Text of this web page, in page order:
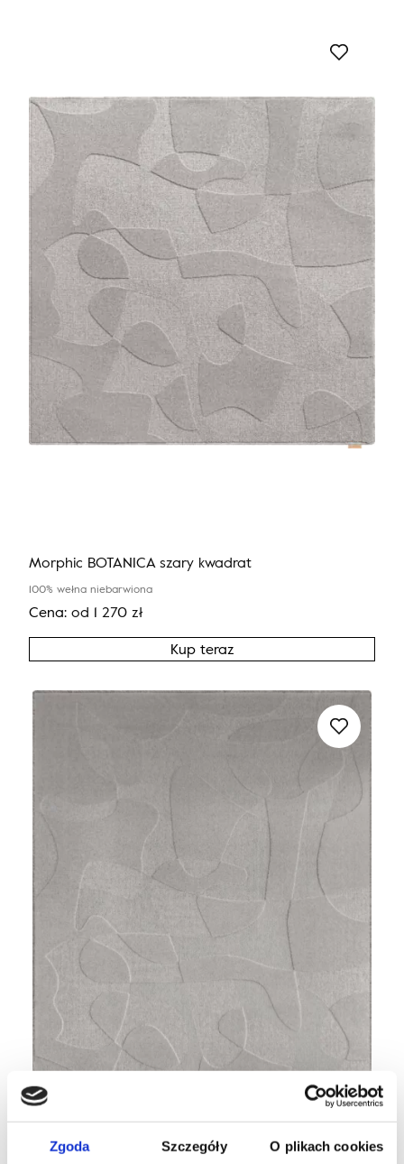
Zgoda Szczegóły O plikach cookies
Morphic BOTANICA szary kwadrat
100% wełna niebarwiona
Cena: od 1 270 zł
Kup teraz